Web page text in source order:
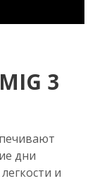
3
дни
и